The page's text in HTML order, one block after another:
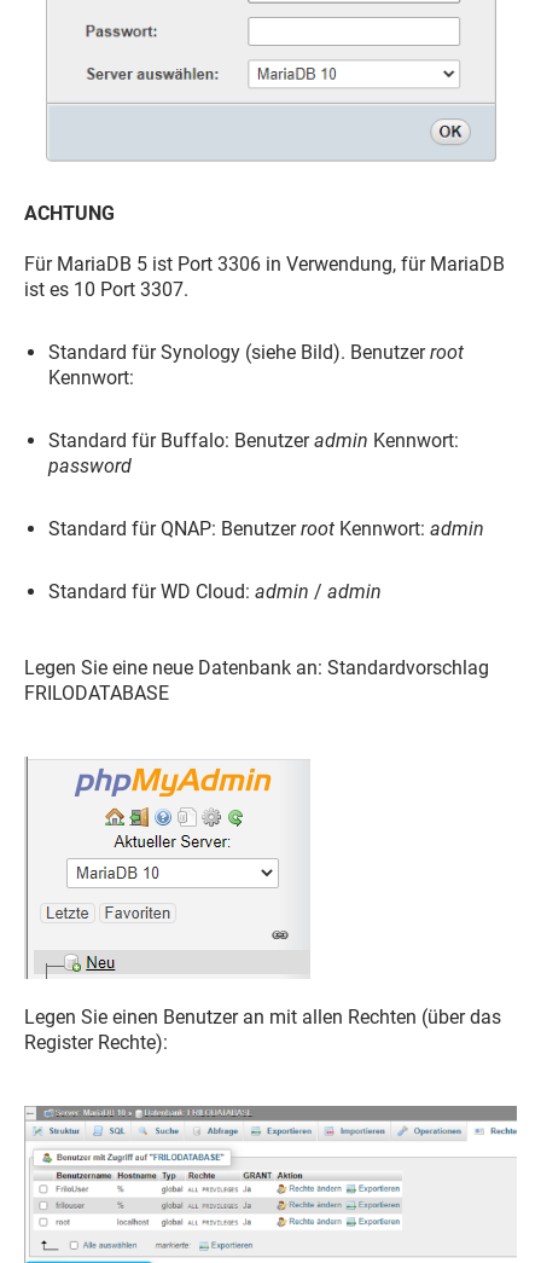
ACHTUNG
Für MariaDB 5 ist Port 3306 in Verwendung, für MariaDB
ist es 10 Port 3307.
Standard für Synology (siehe Bild). Benutzerroot
Kennwort:
Standard für Buffalo: Benutzeradmin Kennwort:
password
Standard für QNAP: Benutzerroot Kennwort: admin
Standard für WD Cloud: admin / admin
Legen Sie eine neue Datenbank an: Standardvorschlag
FRILODATABASE
Legen Sie einen Benutzer an mit allen Rechten (über das
Register Rechte):